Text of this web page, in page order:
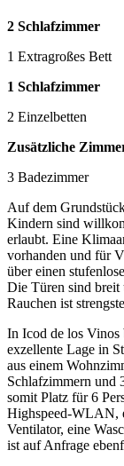
2 Schlafzimmer
1 Extragroßes Bett
1 Schlafzimmer
2 Einzelbetten
Zusätzliche
3 Badezimmer
Auf dem
Kindern sind
erlaubt. Eine
vorhanden und für
über einen
Die Türen sind breit
Rauchen ist
In Icod de los Vinos
exzellente Lage in
aus einem
Schlafzimmern und
somit Platz für 6
Highspeed-WLAN,
Ventilator, eine
ist auf Anfrage